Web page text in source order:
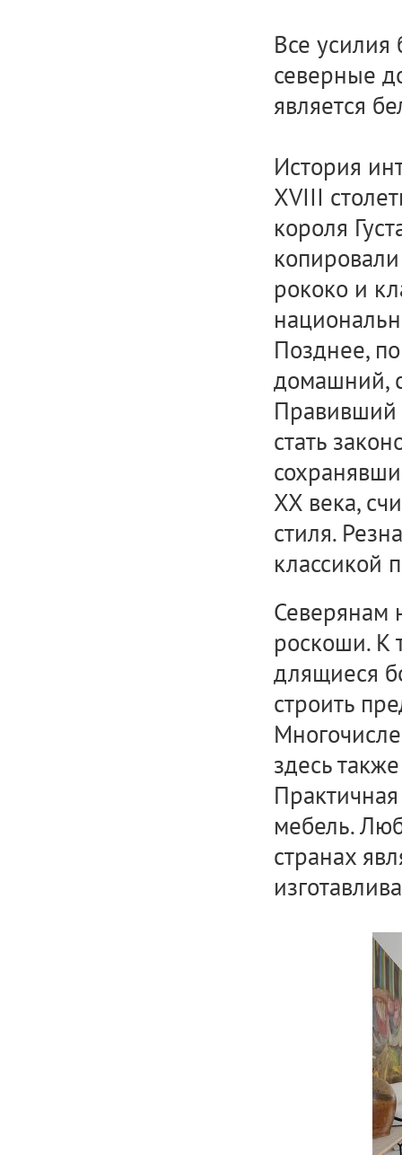
Все усилия
северные
является
История
XVIII
короля
рококо и
Позднее,
домашний,
Правивший
стать
XX века,
стиля.
классикой
Северянам
роскоши. К
длящиеся
строить
здесь
мебель.
странах